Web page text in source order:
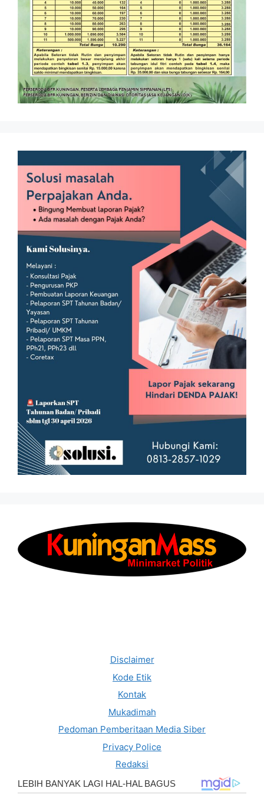
Disclaimer
Kode Etik
Kontak
Mukadimah
Pedoman Pemberitaan Media Siber
Privacy Police
Redaksi